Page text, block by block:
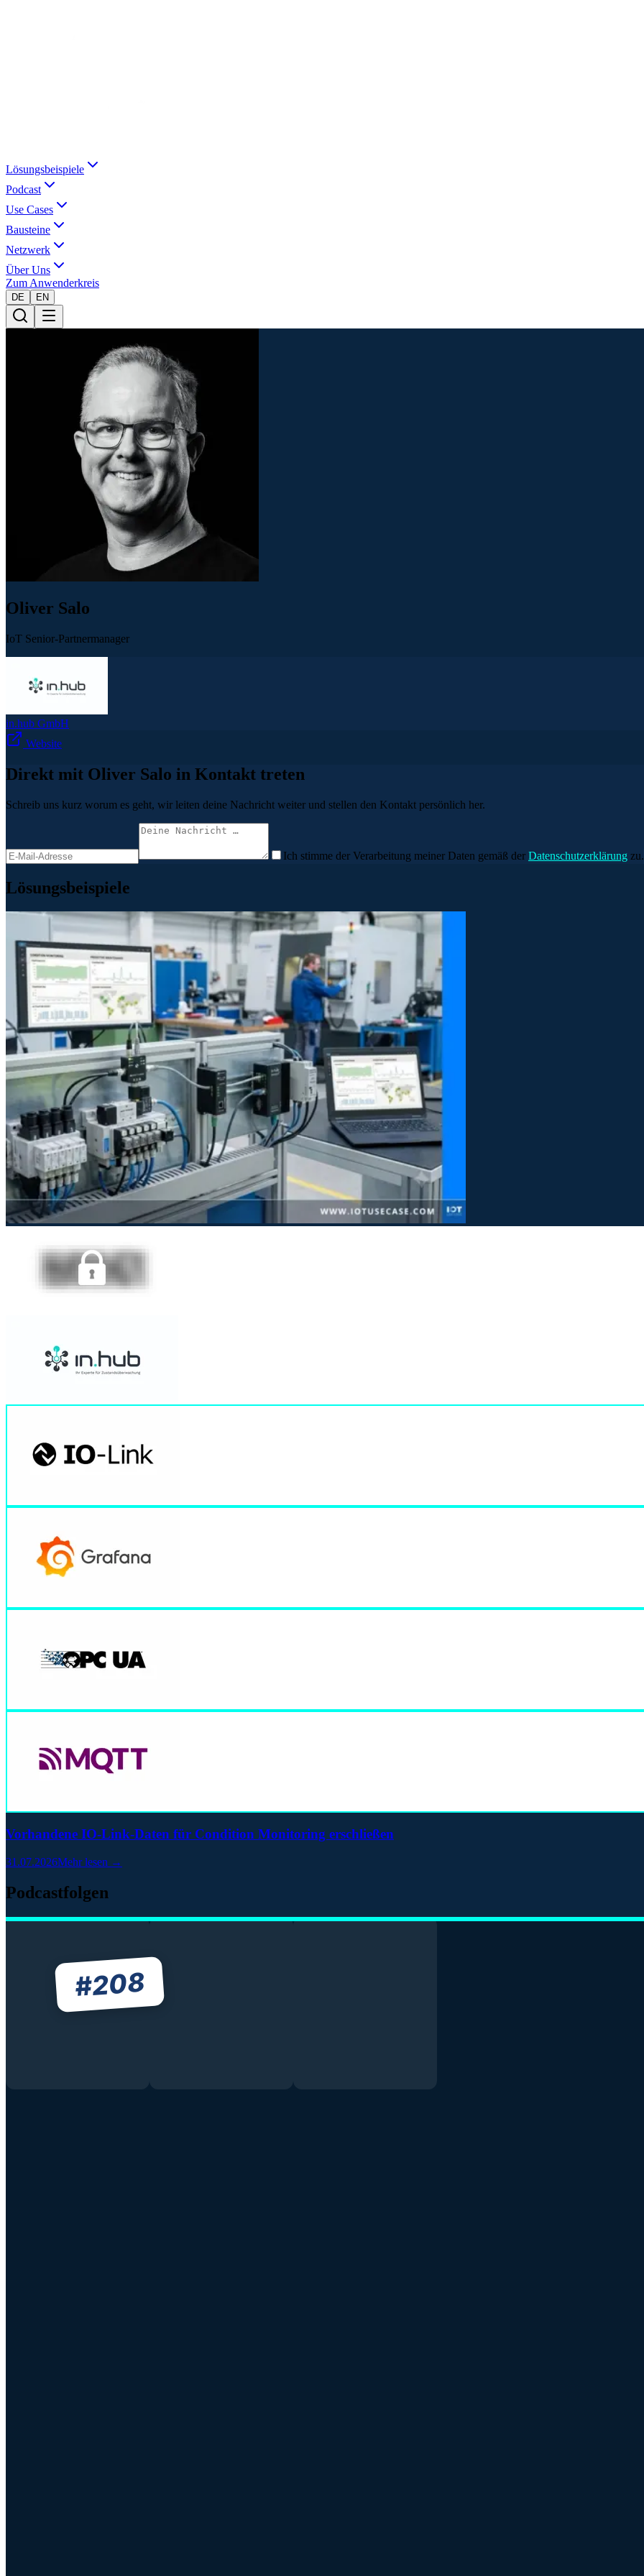
Lösungsbeispiele
Podcast
Use Cases
Bausteine
Netzwerk
Über Uns
Zum Anwenderkreis
DE EN
Oliver Salo
IoT Senior-Partnermanager
in.hub GmbH
Website
Direkt mit Oliver Salo in Kontakt treten
Schreib uns kurz worum es geht, wir leiten deine Nachricht weiter und stellen den Kontakt persönlich her.
Ich stimme der Verarbeitung meiner Daten gemäß der Datenschutzerklärung zu.
Lösungsbeispiele
Vorhandene IO-Link-Daten für Condition Monitoring erschließen
31.07.2026Mehr lesen →
Podcastfolgen
#208